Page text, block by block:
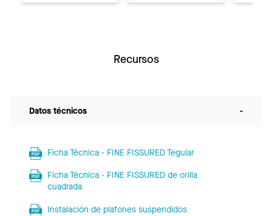
Recursos
Datos técnicos -
Ficha Técnica - FINE FISSURED Tegular
Ficha Técnica - FINE FISSURED de orilla
cuadrada
Instalación de plafones suspendidos